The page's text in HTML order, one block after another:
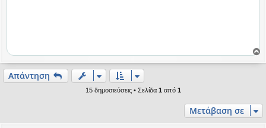
ο
Απάντηση
15 δημοσιεύσεις • Σελίδα 1 από 1
Μετάβαση σε